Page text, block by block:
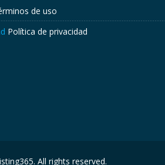
de uso
Política de privacidad
All rights reserved.